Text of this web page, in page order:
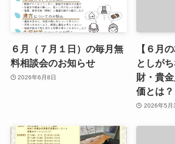
６月（７月１日）の毎月無
料相談会のお知らせ
2026年6月8日
【６月
としが
財・貴
価とは？
2026年5月